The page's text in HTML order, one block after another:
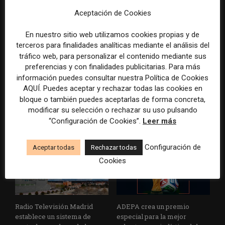
La Marea cierra 2025 con
superávit, pero su
cooperativa pierde 38.542
euros
El Premio Gabo 2026
reconoce cinco historias de
Brasil, España y El Salvador
sobre el poder, la memoria y
la violencia
Radio Televisión Madrid
establece un sistema de
ADEPA crea un premio
especial para la mejor
Aceptación de Cookies
En nuestro sitio web utilizamos cookies propias y de
terceros para finalidades analíticas mediante el análisis del
tráfico web, para personalizar el contenido mediante sus
preferencias y con finalidades publicitarias. Para más
información puedes consultar nuestra Política de Cookies
AQUÍ. Puedes aceptar y rechazar todas las cookies en
bloque o también puedes aceptarlas de forma concreta,
modificar su selección o rechazar su uso pulsando
“Configuración de Cookies”. Leer más
Aceptar todas Rechazar todas
Configuración de
Cookies